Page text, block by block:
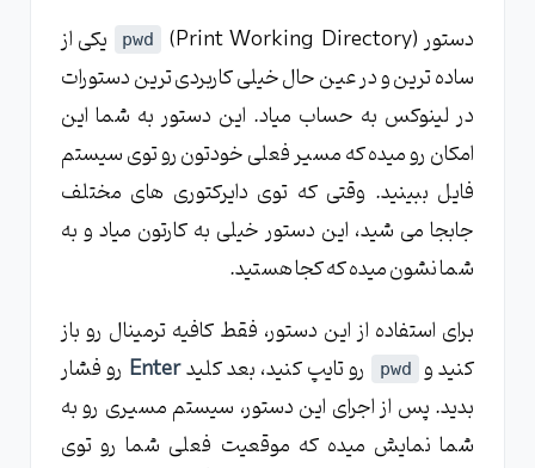
دستور pwd
(Print Working Directory) یکی از
ساده ترین و در عین حال خیلی کاربردی ترین دستورات
در لینوکس به حساب میاد. این دستور به شما این
امکان رو میده که مسیر فعلی خودتون رو توی سیستم
فایل ببینید. وقتی که توی دایرکتوری های مختلف
جابجا می شید، این دستور خیلی به کارتون میاد و به
شما نشون میده که کجا هستید.
برای استفاده از این دستور، فقط کافیه ترمینال رو باز
کنید و
pwd رو تایپ کنید، بعد کلیدEnter رو فشار
بدید. پس از اجرای این دستور، سیستم مسیری رو به
شما نمایش میده که موقعیت فعلی شما رو توی